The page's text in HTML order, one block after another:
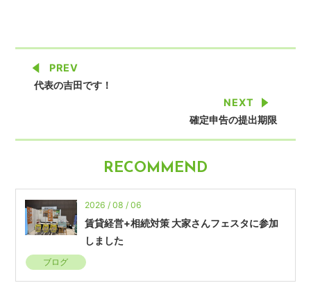
PREV
代表の吉田です！
NEXT
確定申告の提出期限
RECOMMEND
2026 / 08 / 06
賃貸経営+相続対策 大家さんフェスタに参加
しました
ブログ